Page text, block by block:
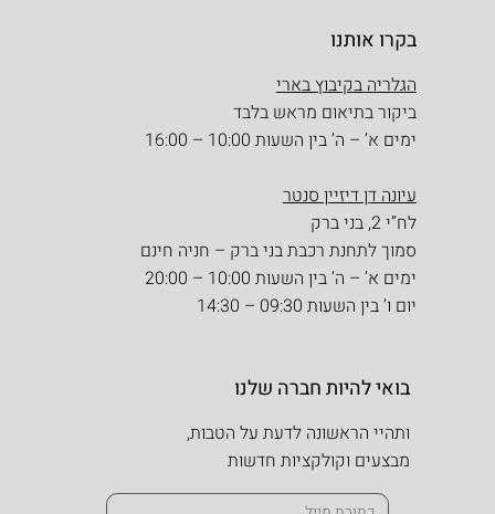
בקרו אותנו
הגלריה בקיבוץ בארי
ביקור בתיאום מראש בלבד
ימים א’ – ה’ בין השעות 10:00 – 16:00
עיונה דן דיזיין סנטר
לח”י 2, בני ברק
סמוך לתחנת רכבת בני ברק – חניה חינם
ימים א’ – ה’ בין השעות 10:00 – 20:00
יום ו’ בין השעות 09:30 – 14:30
בואי להיות חברה שלנו
ותהיי הראשונה לדעת על הטבות,
מבצעים וקולקציות חדשות